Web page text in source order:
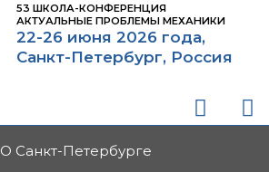
53 ШКОЛА-КОНФЕРЕНЦИЯ
АКТУАЛЬНЫЕ ПРОБЛЕМЫ МЕХАНИКИ
22-26 июня 2026 года,
Санкт-Петербург, Россия
О Санкт-Петербурге